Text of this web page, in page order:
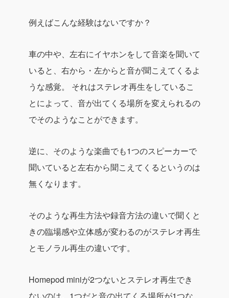
例えばこんな経験はないですか？
車の中や、左右にイヤホンをして音楽を聞いて
いると、右から・左からと音が聞こえてくるよ
うな感覚。
それはステレオ再生をしているこ
とによって、音が出てくる場所を変えられるの
でそのようなことができます。
逆に、そのような楽曲でも1つのスピーカーで
聞いていると左右から聞こえてくるというのは
無くなります。
そのような再生方法や録音方法の違いで聞くと
きの臨場感や立体感が変わるのがステレオ再生
とモノラル再生の違いです。
Homepod miniが2つないとステレオ再生でき